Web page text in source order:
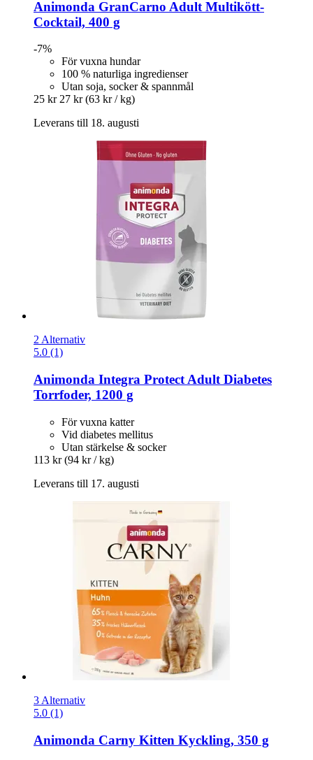
Animonda GranCarno Adult Multikött-​
Cocktail, 400 g
-7%
För vuxna hundar
100 % naturliga ingredienser
Utan soja, socker & spannmål
25 kr 27 kr (63 kr / kg)
Leverans till 18. augusti
2 Alternativ
5.0 (1)
Animonda Integra Protect Adult Diabetes
Torrfoder, 1200 g
För vuxna katter
Vid diabetes mellitus
Utan stärkelse & socker
113 kr (94 kr / kg)
Leverans till 17. augusti
3 Alternativ
5.0 (1)
Animonda Carny Kitten Kyckling, 350 g